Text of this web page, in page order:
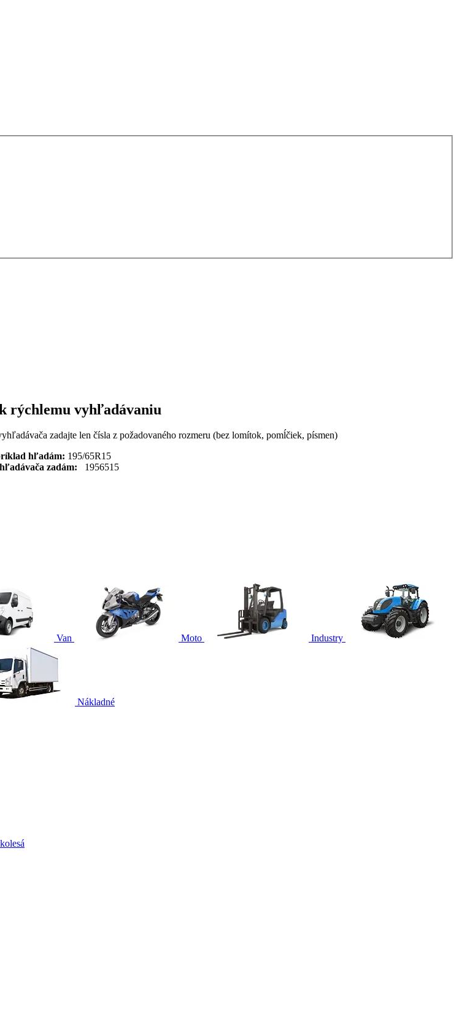
rýchlemu vyhľadávaniu
zadajte len čísla z požadovaného rozmeru (bez lomítok, pomĺčiek, písmen)
hľadám: 195/65R15
zadám: 1956515
Van Moto Industry
Nákladné